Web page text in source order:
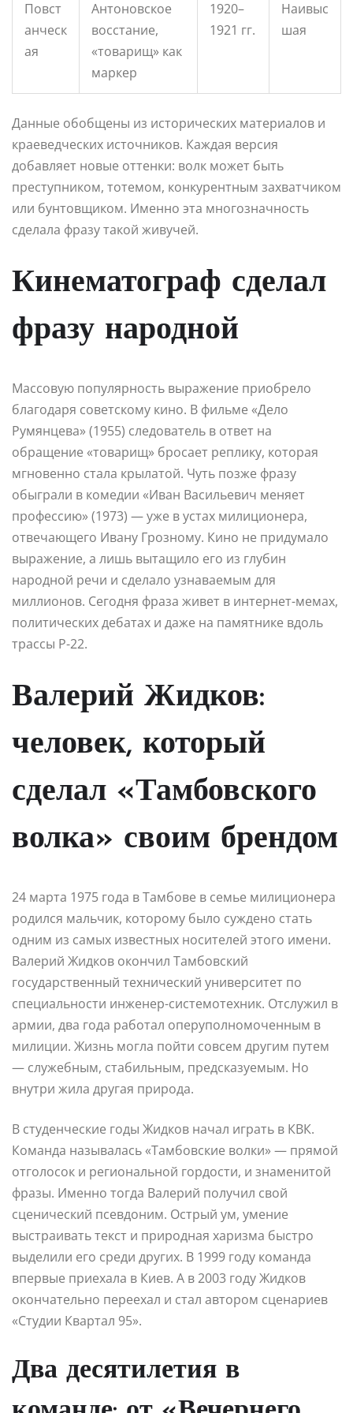
Повст
анческ
ая
Антоновское
восстание,
«товарищ» как
маркер
1920–
1921 гг.
Наивыс
шая
Данные обобщены из исторических материалов и
краеведческих источников. Каждая версия
добавляет новые оттенки: волк может быть
преступником, тотемом, конкурентным захватчиком
или бунтовщиком. Именно эта многозначность
сделала фразу такой живучей.
Кинематограф сделал
фразу народной
Массовую популярность выражение приобрело
благодаря советскому кино. В фильме «Дело
Румянцева» (1955) следователь в ответ на
обращение «товарищ» бросает реплику, которая
мгновенно стала крылатой. Чуть позже фразу
обыграли в комедии «Иван Васильевич меняет
профессию» (1973) — уже в устах милиционера,
отвечающего Ивану Грозному. Кино не придумало
выражение, а лишь вытащило его из глубин
народной речи и сделало узнаваемым для
миллионов. Сегодня фраза живет в интернет-мемах,
политических дебатах и даже на памятнике вдоль
трассы Р-22.
Валерий Жидков:
человек, который
сделал «Тамбовского
волка» своим брендом
24 марта 1975 года в Тамбове в семье милиционера
родился мальчик, которому было суждено стать
одним из самых известных носителей этого имени.
Валерий Жидков окончил Тамбовский
государственный технический университет по
специальности инженер-системотехник. Отслужил в
армии, два года работал оперуполномоченным в
милиции. Жизнь могла пойти совсем другим путем
— служебным, стабильным, предсказуемым. Но
внутри жила другая природа.
В студенческие годы Жидков начал играть в КВК.
Команда называлась «Тамбовские волки» — прямой
отголосок и региональной гордости, и знаменитой
фразы. Именно тогда Валерий получил свой
сценический псевдоним. Острый ум, умение
выстраивать текст и природная харизма быстро
выделили его среди других. В 1999 году команда
впервые приехала в Киев. А в 2003 году Жидков
окончательно переехал и стал автором сценариев
«Студии Квартал 95».
Два десятилетия в